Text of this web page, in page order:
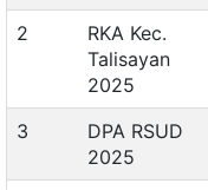
2
RKA Kec.
Talisayan
2025
3
DPA RSUD
2025